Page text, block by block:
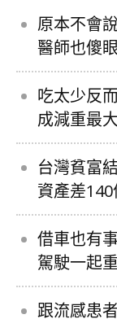
原本不會
醫師也傻眼
吃太少反
成減重最
台灣貧富
資產差
借車也有
駕駛一起
跟流感患